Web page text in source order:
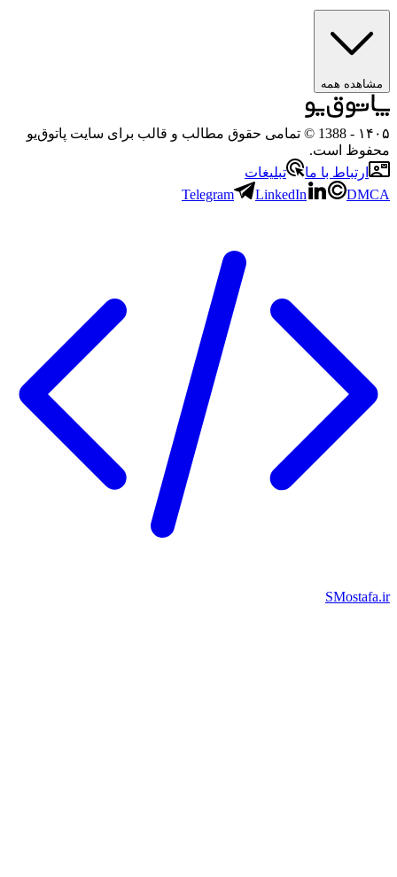
همه
- 1388 © تمامی حقوق مطالب و قالب برای سایت پاتوق‌یو
است.
ارتباط با ما
تبلیغات
Telegram
LinkedIn